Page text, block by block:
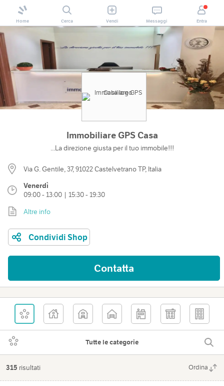
Home Cerca Vendi Messaggi Entra
Immobiliare GPS Casa
...La direzione giusta per il tuo immobile!!!
Via G. Gentile, 37, 91022 Castelvetrano TP, Italia
Venerdì
09:00 - 13:00 | 15:30 - 19:30
Altre info
Condividi Shop
Contatta
Tutte le categorie
315 risultati Ordina